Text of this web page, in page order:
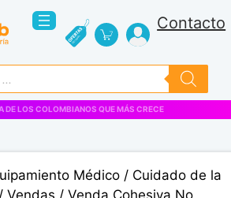
Contacto
DE LOS COLOMBIANOS QUE MÁS CRECE
Médico / Cuidado de la